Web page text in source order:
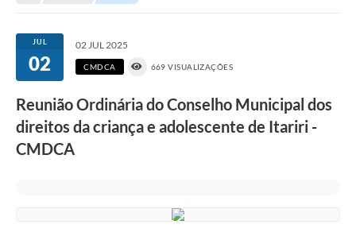
JUL
02
02 JUL 2025
CMDCA 669 VISUALIZAÇÕES
Reunião Ordinária do Conselho Municipal dos
direitos da criança e adolescente de Itariri -
CMDCA